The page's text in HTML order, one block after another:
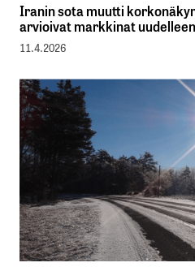
Iranin sota muutti
arvioivat markkinat uudelleen
11.4.2026